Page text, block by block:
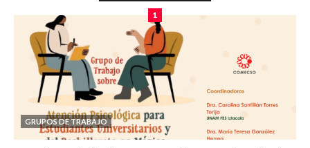
1
GRUPOS DE TRABAJO